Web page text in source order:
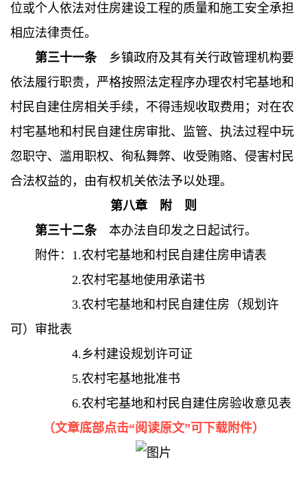
位或个人依法对住房建设工程的质量和施工安全承担
相应法律责任。
第三十一条乡镇政府及其有关行政管理机构要
依法履行职责，严格按照法定程序办理农村宅基地和
村民自建住房相关手续，不得违规收取费用；对在农
村宅基地和村民自建住房审批、监管、执法过程中玩
忽职守、滥用职权、徇私舞弊、收受贿赂、侵害村民
合法权益的，由有权机关依法予以处理。
第八章 附 则
第三十二条本办法自印发之日起试行。
附件：1.农村宅基地和村民自建住房申请表
2.农村宅基地使用承诺书
3.农村宅基地和村民自建住房（规划许
可）审批表
4.乡村建设规划许可证
5.农村宅基地批准书
6.农村宅基地和村民自建住房验收意见表
（文章底部点击“阅读原文”可下载附件）